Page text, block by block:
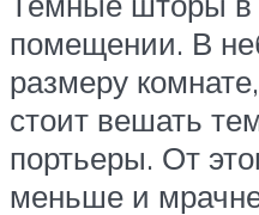
помещении. В
размеру
стоит вешать
портьеры. От
меньше и